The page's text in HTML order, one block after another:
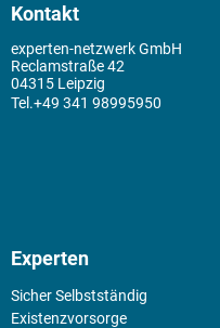
Kontakt
experten-netzwerk GmbH
Reclamstraße 42
04315 Leipzig
+49 341 98995950
Experten
Sicher Selbstständig
Existenz­vorsorge